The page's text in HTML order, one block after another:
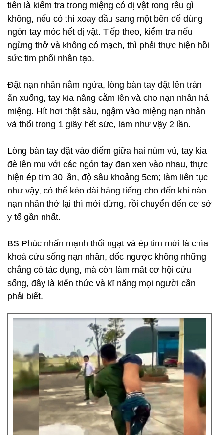
tiên là kiểm tra trong miệng có dị vật rong rêu gì
không, nếu có thì xoay đầu sang một bên để dùng
ngón tay móc hết dị vật. Tiếp theo, kiểm tra nếu
ngừng thở và không có mạch, thì phải thực hiện hồi
sức tim phổi nhân tạo.
Đặt nạn nhân nằm ngửa, lòng bàn tay đặt lên trán
ấn xuống, tay kia nâng cằm lên và cho nạn nhân há
miệng. Hít hơi thật sâu, ngậm vào miệng nạn nhân
và thổi trong 1 giây hết sức, làm như vậy 2 lần.
Lòng bàn tay đặt vào điểm giữa hai núm vú, tay kia
đè lên mu với các ngón tay đan xen vào nhau, thực
hiện ép tim 30 lần, độ sâu khoảng 5cm; làm liên tục
như vậy, có thể kéo dài hàng tiếng cho đến khi nào
nạn nhân thở lại thì mới dừng, rồi chuyển đến cơ sở
y tế gần nhất.
BS Phúc nhấn mạnh thổi ngạt và ép tim mới là chìa
khoá cứu sống nạn nhân, dốc ngược không những
chẳng có tác dụng, mà còn làm mất cơ hội cứu
sống, đây là kiến thức và kĩ năng mọi người cần
phải biết.